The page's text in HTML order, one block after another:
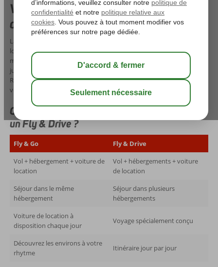
Voyage à forfait incluant vol, voiture
de location et hébergement(s)
La commodité d’un vol ET la liberté de votre propre voiture de
location. Avec un Fly & Go et un Fly & Drive, vous combinez le
meilleur des deux mondes. Vous voyagez confortablement en avion
jusqu’à votre destination, où la voiture vous attend déjà à l’aéroport.
Rien de mieux que de découvrir vous-même les incontournables de
votre destination et de personnaliser vos vacances.
Quelle est la différence entre un Fly & Go et
un Fly & Drive ?
Fly & Go
Fly & Drive
Vol + hébergement + voiture de
location
Vol + hébergements + voiture
de location
Séjour dans le même
hébergement
Séjour dans plusieurs
hébergements
Voiture de location à
disposition chaque jour
Voyage spécialement conçu
Découvrez les environs à votre
rhytme
Itinéraire jour par jour